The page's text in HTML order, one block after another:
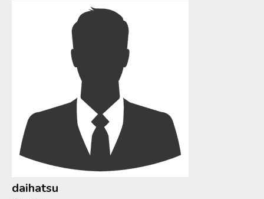
daihatsu